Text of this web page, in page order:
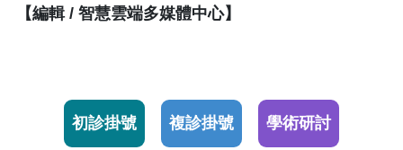
【編輯 / 智慧雲端多媒體中心】
初診掛號 複診掛號 學術研討